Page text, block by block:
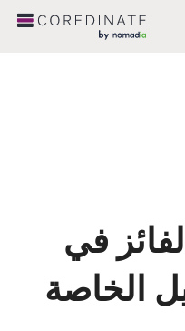
في
الخاصة